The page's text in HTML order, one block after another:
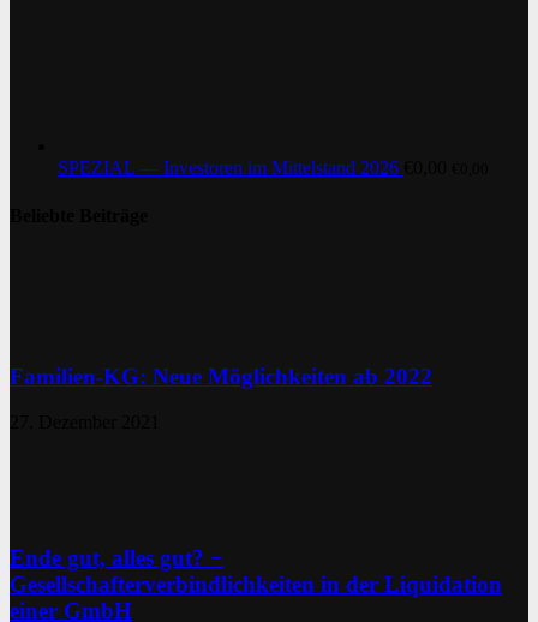
SPEZIAL — Investoren im Mittelstand 2026
Familien-KG: Neue Möglichkeiten ab 2022
Ende gut, alles gut? −
Gesellschafterverbindlichkeiten in der Liquidation
einer GmbH